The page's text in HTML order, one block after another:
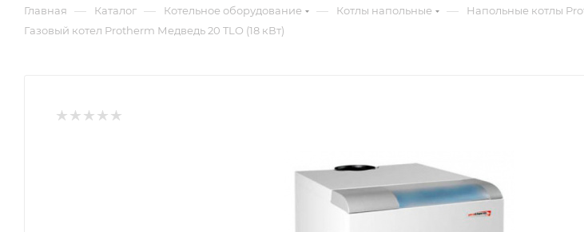
Главная — Каталог — Котельное оборудование — Котлы напольные — Напольные котлы
Газовый котел Protherm Медведь 20 TLO (18 кВт)